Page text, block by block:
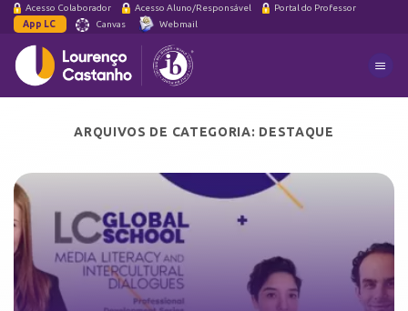
Skip
content
Acesso Colaborador Acesso Aluno/Responsável
Portal do Professor
App LC
Canvas Webmail
ARQUIVOS DE CATEGORIA: DESTAQUE